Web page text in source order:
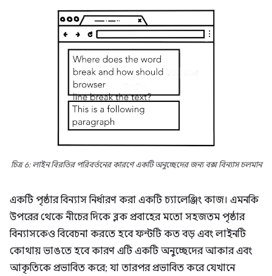
চিত্র 6: লাইন বিরতির পরিবর্তনের কারণে একটি অনুচ্ছেদের জন্য বক্স বিন্যাস চলমান
একটি পৃষ্ঠার বিন্যাস নির্ধারণ করা একটি চ্যালেঞ্জিং কাজ। এমনকি
উপরের থেকে নীচের দিকে ব্লক প্রবাহের মতো সহজতম পৃষ্ঠার
বিন্যাসকেও বিবেচনা করতে হবে ফন্টটি কত বড় এবং লাইনটি
কোথায় ভাঙতে হবে কারণ এটি একটি অনুচ্ছেদের আকার এবং
আকৃতিকে প্রভাবিত করে; যা তারপর প্রভাবিত করে যেখানে